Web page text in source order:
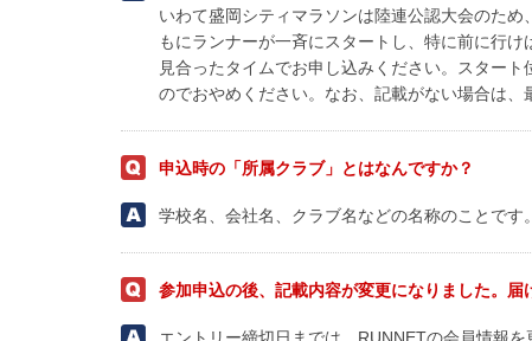
いわて盛岡シティマラソンは陸連公認大会のた
もにランナーが一斉にスタートし、特に前に行
見合ったタイムでお申し込みください。スター
のでおやめください。なお、記載がない場合は、
申込時の「所属クラブ」とはなんですか？
学校名、会社名、クラブ名などの名称のことです
参加申込の後、記載内容が変更になりました。届